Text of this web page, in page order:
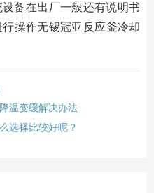
备在出厂一般还有说明书
操作无锡冠亚反应釜冷却
温变缓解决办法
选择比较好呢？